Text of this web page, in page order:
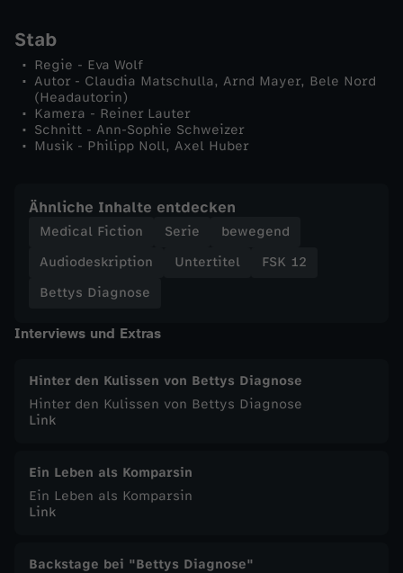
Stab
Regie - Eva Wolf
Autor - Claudia Matschulla, Arnd Mayer, Bele Nord
(Headautorin)
Kamera - Reiner Lauter
Schnitt - Ann-Sophie Schweizer
Musik - Philipp Noll, Axel Huber
Ähnliche Inhalte entdecken
Medical Fiction Serie
bewegend
Audiodeskription
Untertitel
FSK 12
Bettys Diagnose
Interviews und Extras
Hinter den Kulissen von Bettys Diagnose
Hinter den Kulissen von Bettys Diagnose
Link
Ein Leben als Komparsin
Ein Leben als Komparsin
Link
Backstage bei "Bettys Diagnose"